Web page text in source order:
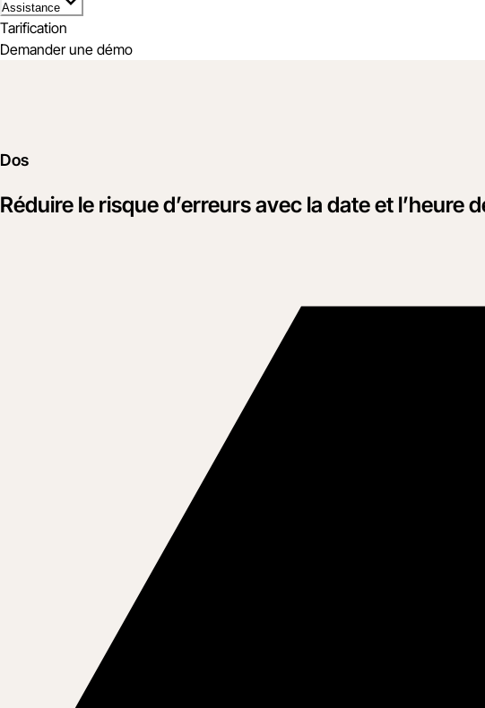
Assistance
Tarification
Demander une démo
Dos
Réduire le risque d’erreurs avec la date et